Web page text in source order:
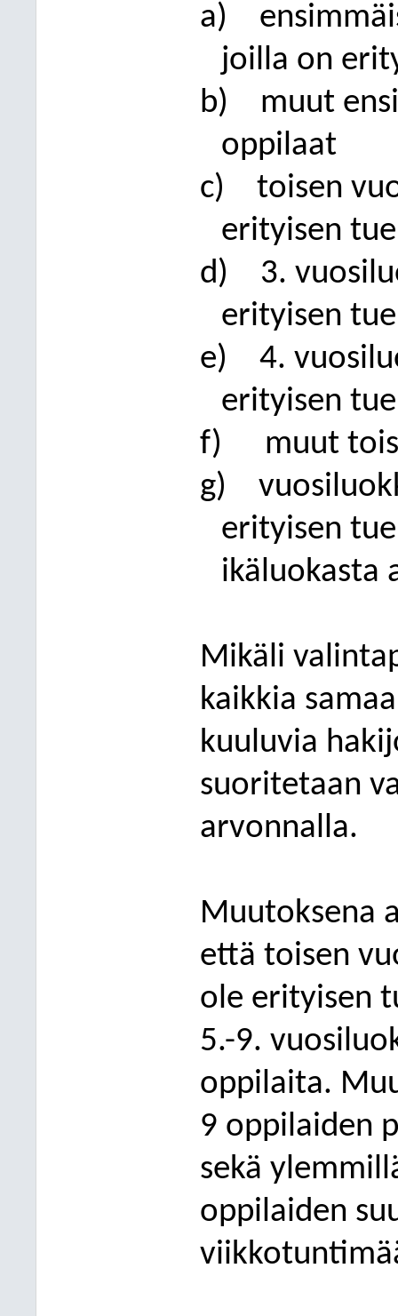
a)
joilla on
b)
muut
oppilaat
c)
toisen
erityisen
d)
3.
erityisen
e)
4. v
erityisen
f)
muut
g)
erityisen
ikäluokasta
Mikäli
kaikkia
kuuluvia
suoritetaan
arvonnalla.
Muutoksena
että toisen
ole erityisen
5.-9.
oppilaita.
9 oppilaiden
sekä
oppilaiden